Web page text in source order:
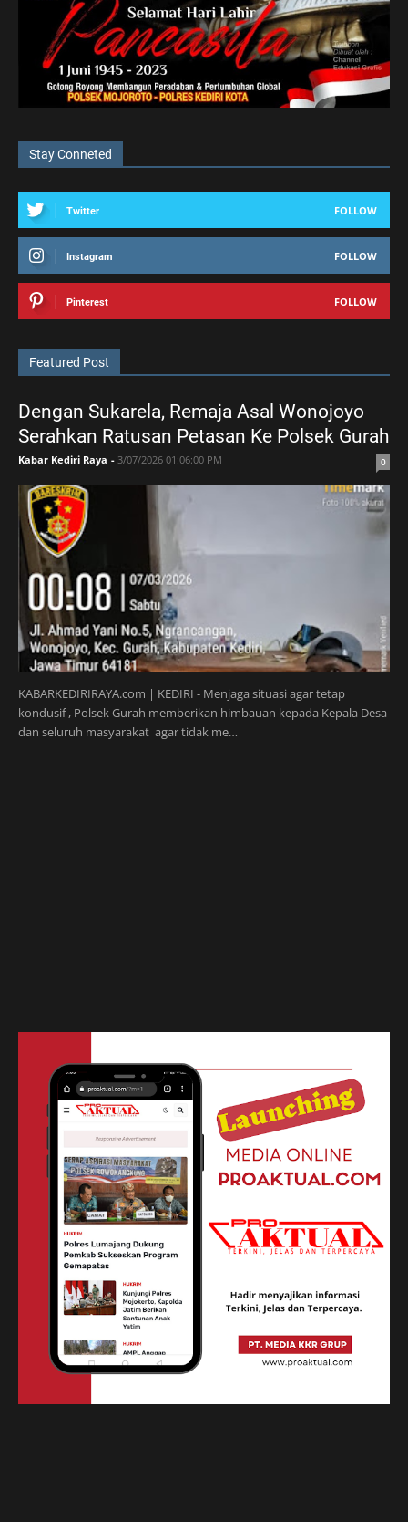
Stay Conneted
Twitter FOLLOW
Instagram FOLLOW
Pinterest FOLLOW
Featured Post
Dengan Sukarela, Remaja Asal Wonojoyo
Serahkan Ratusan Petasan Ke Polsek Gurah
Kabar Kediri Raya - 3/07/2026 01:06:00 PM 0
KABARKEDIRIRAYA.com | KEDIRI - Menjaga situasi agar tetap
kondusif , Polsek Gurah memberikan himbauan kepada Kepala Desa
dan seluruh masyarakat agar tidak me…